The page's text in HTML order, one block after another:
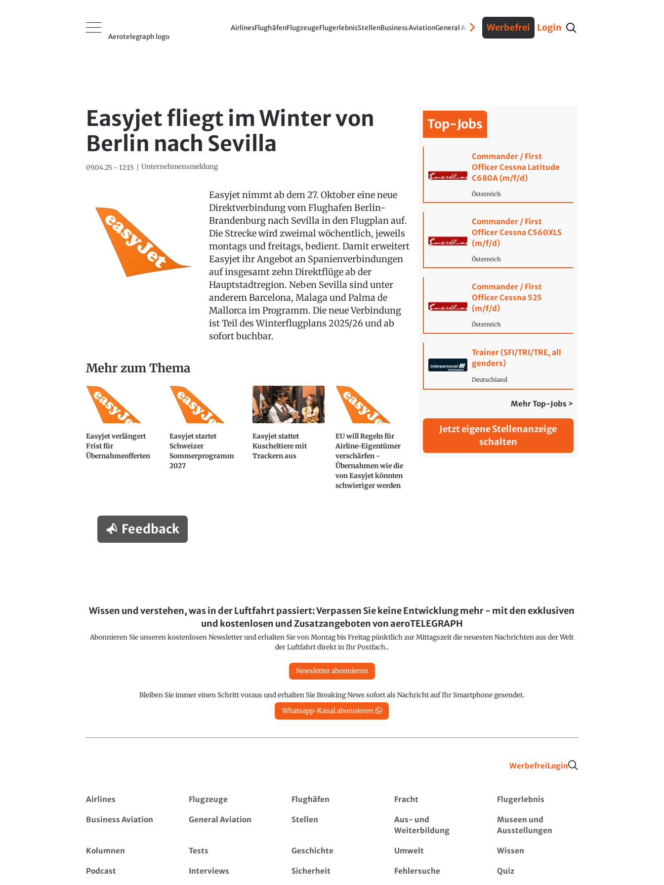
Aerotelegraph logo
AirlinesFlughäfenFlugzeugeFlugerlebnisStellenBusiness AviationGeneral AviationVerteidigungInterviews Fracht
Werbefrei Login
Easyjet fliegt im Winter von
Berlin nach Sevilla
09.04.25 - 12:15 Unternehmensmeldung
Easyjet nimmt ab dem 27. Oktober eine neue
Direktverbindung vom Flughafen Berlin-
Brandenburg nach Sevilla in den Flugplan auf.
Die Strecke wird zweimal wöchentlich, jeweils
montags und freitags, bedient. Damit erweitert
Easyjet ihr Angebot an Spanienverbindungen
auf insgesamt zehn Direktflüge ab der
Hauptstadtregion. Neben Sevilla sind unter
anderem Barcelona, Malaga und Palma de
Mallorca im Programm. Die neue Verbindung
ist Teil des Winterflugplans 2025/26 und ab
sofort buchbar.
Mehr zum Thema
Easyjet verlängert
Frist für
Übernahmeofferten
Easyjet startet
Schweizer
Sommerprogramm
2027
Easyjet stattet
Kuscheltiere mit
Trackern aus
EU will Regeln für
Airline-Eigentümer
verschärfen -
Übernahmen wie die
von Easyjet könnten
schwieriger werden
Feedback
Top-Jobs
Commander / First
Officer Cessna Latitude
C680A (m/f/d)
Österreich
Commander / First
Officer Cessna C560XLS
(m/f/d)
Österreich
Commander / First
Officer Cessna 525
(m/f/d)
Österreich
Trainer (SFI/TRI/TRE, all
genders)
Deutschland
Mehr Top-Jobs >
Jetzt eigene Stellenanzeige
schalten
Wissen und verstehen, was in der Luftfahrt passiert: Verpassen Sie keine Entwicklung mehr - mit den exklusiven
und kostenlosen und Zusatzangeboten von aeroTELEGRAPH
Abonnieren Sie unseren kostenlosen Newsletter und erhalten Sie von Montag bis Freitag pünktlich zur Mittagszeit die neuesten Nachrichten aus der Welt
der Luftfahrt direkt in Ihr Postfach..
Newsletter abonnieren
Bleiben Sie immer einen Schritt voraus und erhalten Sie Breaking News sofort als Nachricht auf Ihr Smartphone gesendet.
Whatsapp-Kanal abonnieren
WerbefreiLogin
Airlines Flugzeuge Flughäfen Fracht Flugerlebnis
Business Aviation General Aviation Stellen
Aus- und
Weiterbildung
Museen und
Ausstellungen
Kolumnen Tests Geschichte Umwelt Wissen
Podcast Interviews Sicherheit Fehlersuche Quiz